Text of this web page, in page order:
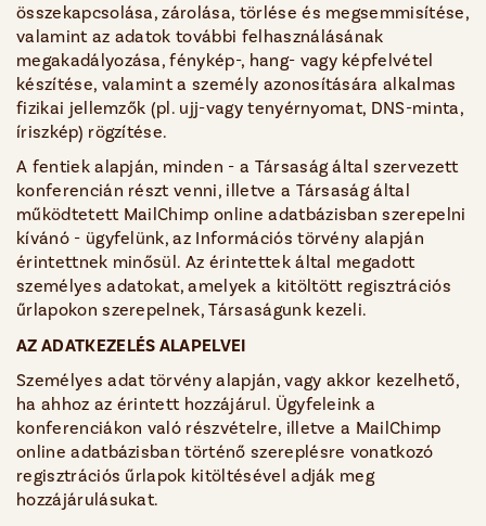
összekapcsolása, zárolása, törlése és megsemmisítése,
valamint az adatok további felhasználásának
megakadályozása, fénykép-, hang- vagy képfelvétel
készítése, valamint a személy azonosítására alkalmas
fizikai jellemzők (pl. ujj-vagy tenyérnyomat, DNS-minta,
íriszkép) rögzítése.
A fentiek alapján, minden - a Társaság által szervezett
konferencián részt venni, illetve a Társaság által
működtetett MailChimp online adatbázisban szerepelni
kívánó - ügyfelünk, az Információs törvény alapján
érintettnek minősül. Az érintettek által megadott
személyes adatokat, amelyek a kitöltött regisztrációs
űrlapokon szerepelnek, Társaságunk kezeli.
AZ ADATKEZELÉS ALAPELVEI
Személyes adat törvény alapján, vagy akkor kezelhető,
ha ahhoz az érintett hozzájárul. Ügyfeleink a
konferenciákon való részvételre, illetve a MailChimp
online adatbázisban történő szereplésre vonatkozó
regisztrációs űrlapok kitöltésével adják meg
hozzájárulásukat.